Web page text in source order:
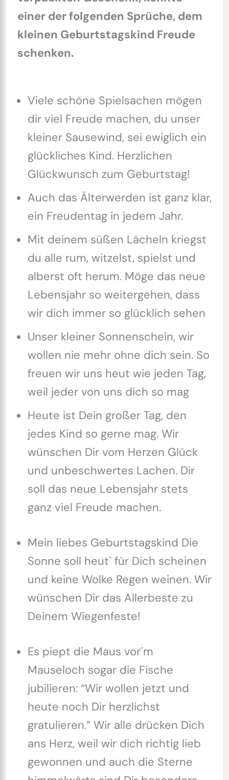
einer der folgenden Sprüche, dem
kleinen Geburtstagskind Freude
schenken.
Viele schöne Spielsachen mögen
dir viel Freude machen, du unser
kleiner Sausewind, sei ewiglich ein
glückliches Kind. Herzlichen
Glückwunsch zum Geburtstag!
Auch das Älterwerden ist ganz klar,
ein Freudentag in jedem Jahr.
Mit deinem süßen Lächeln kriegst
du alle rum, witzelst, spielst und
alberst oft herum. Möge das neue
Lebensjahr so weitergehen, dass
wir dich immer so glücklich sehen
Unser kleiner Sonnenschein, wir
wollen nie mehr ohne dich sein. So
freuen wir uns heut wie jeden Tag,
weil jeder von uns dich so mag
Heute ist Dein großer Tag, den
jedes Kind so gerne mag. Wir
wünschen Dir vom Herzen Glück
und unbeschwertes Lachen. Dir
soll das neue Lebensjahr stets
ganz viel Freude machen.
Mein liebes Geburtstagskind Die
Sonne soll heut` für Dich scheinen
und keine Wolke Regen weinen. Wir
wünschen Dir das Allerbeste zu
Deinem Wiegenfeste!
Es piept die Maus vor´m
Mauseloch sogar die Fische
jubilieren: “Wir wollen jetzt und
heute noch Dir herzlichst
gratulieren.” Wir alle drücken Dich
ans Herz, weil wir dich richtig lieb
gewonnen und auch die Sterne